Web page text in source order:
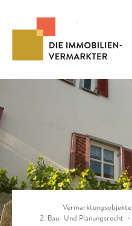
Vermarktungsobjekte
2. Bau- Und Planungsrecht